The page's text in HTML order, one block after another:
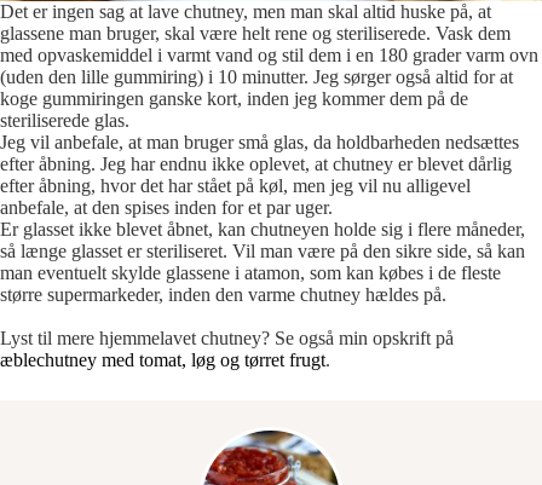
Det er ingen sag at lave chutney, men man skal altid huske på, at
glassene man bruger, skal være helt rene og steriliserede. Vask dem
med opvaskemiddel i varmt vand og stil dem i en 180 grader varm ovn
(uden den lille gummiring) i 10 minutter. Jeg sørger også altid for at
koge gummiringen ganske kort, inden jeg kommer dem på de
steriliserede glas.
Jeg vil anbefale, at man bruger små glas, da holdbarheden nedsættes
efter åbning. Jeg har endnu ikke oplevet, at chutney er blevet dårlig
efter åbning, hvor det har stået på køl, men jeg vil nu alligevel
anbefale, at den spises inden for et par uger.
Er glasset ikke blevet åbnet, kan chutneyen holde sig i flere måneder,
så længe glasset er steriliseret. Vil man være på den sikre side, så kan
man eventuelt skylde glassene i atamon, som kan købes i de fleste
større supermarkeder, inden den varme chutney hældes på.
Lyst til mere hjemmelavet chutney? Se også min opskrift på
æblechutney med tomat, løg og tørret frugt.